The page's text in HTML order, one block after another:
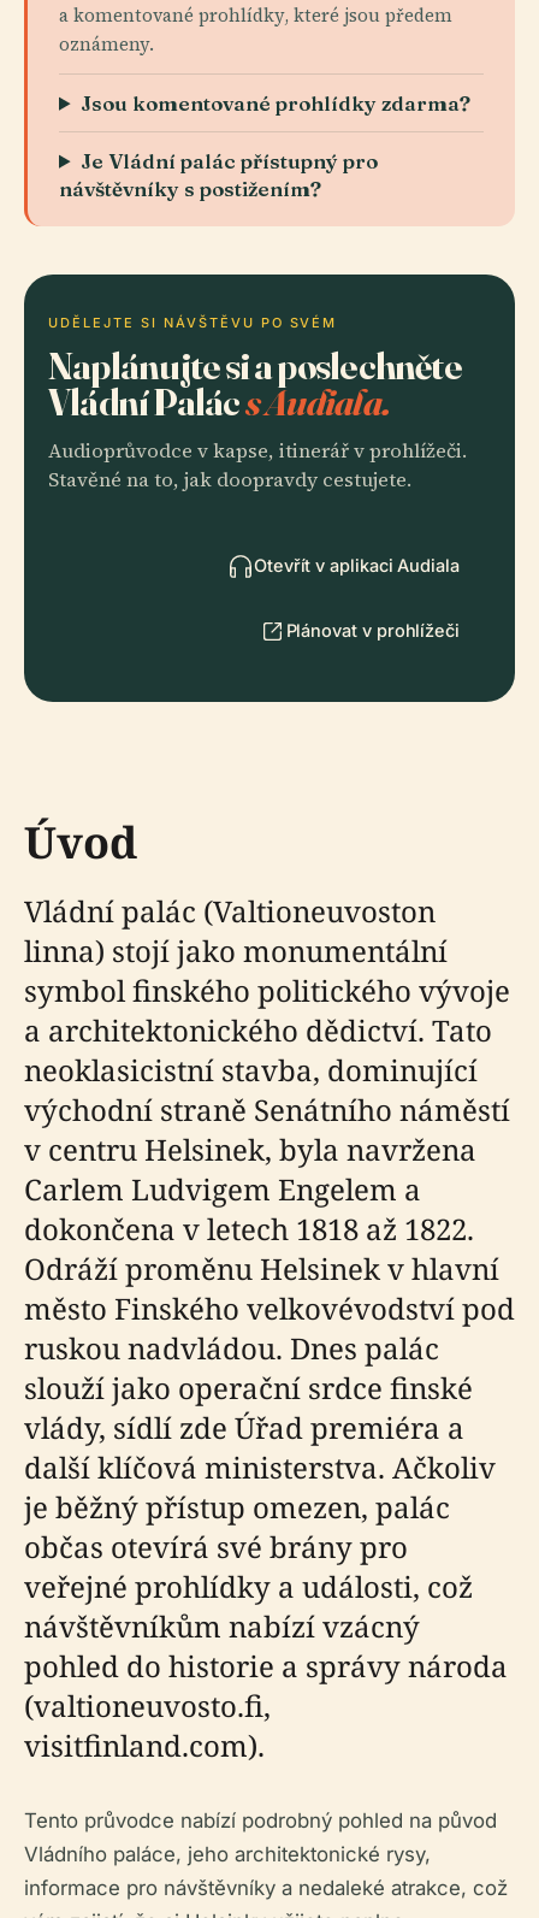
a komentované prohlídky, které jsou předem
oznámeny.
Jsou komentované prohlídky zdarma?
Je Vládní palác přístupný pro
návštěvníky s postižením?
UDĚLEJTE SI NÁVŠTĚVU PO SVÉM
Naplánujte si a poslechněte
Vládní Palács Audiala.
Audioprůvodce v kapse, itinerář v prohlížeči.
Stavěné na to, jak doopravdy cestujete.
Otevřít v aplikaci Audiala
Plánovat v prohlížeči
Úvod
Vládní palác (Valtioneuvoston
linna) stojí jako monumentální
symbol finského politického vývoje
a architektonického dědictví. Tato
neoklasicistní stavba, dominující
východní straně Senátního náměstí
v centru Helsinek, byla navržena
Carlem Ludvigem Engelem a
dokončena v letech 1818 až 1822.
Odráží proměnu Helsinek v hlavní
město Finského velkovévodství pod
ruskou nadvládou. Dnes palác
slouží jako operační srdce finské
vlády, sídlí zde Úřad premiéra a
další klíčová ministerstva. Ačkoliv
je běžný přístup omezen, palác
občas otevírá své brány pro
veřejné prohlídky a události, což
návštěvníkům nabízí vzácný
pohled do historie a správy národa
(valtioneuvosto.fi,
visitfinland.com).
Tento průvodce nabízí podrobný pohled na původ
Vládního paláce, jeho architektonické rysy,
informace pro návštěvníky a nedaleké atrakce, což